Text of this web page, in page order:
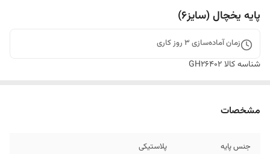
پایه یخچال (سایز6)
زمان آماده‌سازی 3 روز کاری
شناسه کالاGH26402
مشخصات
جنس پایه پلاستیکی